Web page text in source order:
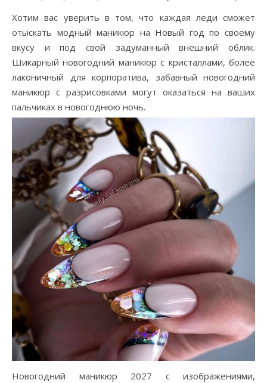
Хотим вас уверить в том, что каждая леди сможет
отыскать модный маникюр на Новый год по своему
вкусу и под свой задуманный внешний облик.
Шикарный новогодний маникюр с кристаллами, более
лаконичный для корпоратива, забавный новогодний
маникюр с разрисовками могут оказаться на ваших
пальчиках в новогоднюю ночь.
Новогодний маникюр 2027 с изображениями,